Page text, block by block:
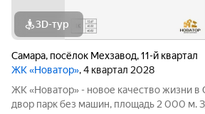
3D-тур
Самара, посёлок Мехзавод,11-й квартал
ЖК «Новатор», 4 квартал 2028
ЖК «Новатор» - новое качество жизни в
двор парк без машин, площадь 2 000 м. Здесь есть всё для